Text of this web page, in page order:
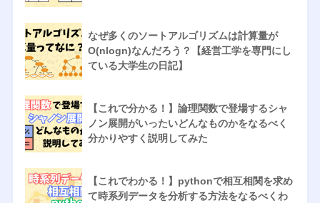
なぜ多くのソートアルゴリズムは計算量が
O(nlogn)なんだろう？【経営工学を専門にし
ている大学生の日記】
【これで分かる！】論理関数で登場するシャ
ノン展開がいったいどんなものかをなるべく
分かりやすく説明してみた
【これでわかる！】pythonで相互相関を求め
て時系列データを分析する方法をなるべくわ